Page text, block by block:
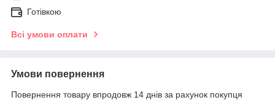
Готівкою
Всі умови оплати
Умови повернення
Повернення товару впродовж 14 днів за рахунок покупця